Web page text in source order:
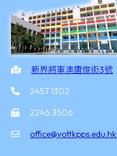
新界將軍澳唐俊街3號
2457 1302
2246 3506
office@yottkpps.edu.hk